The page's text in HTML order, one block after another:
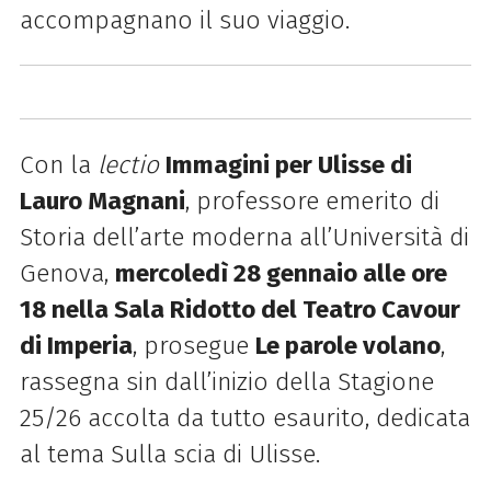
accompagnano il suo viaggio.
Con la lectio Immagini per Ulisse di
Lauro Magnani, professore emerito di
Storia dell’arte moderna all’Università di
Genova, mercoledì 28 gennaio alle ore
18 nella Sala Ridotto del Teatro Cavour
di Imperia, prosegue Le parole volano,
rassegna sin dall’inizio della Stagione
25/26 accolta da tutto esaurito, dedicata
al tema Sulla scia di Ulisse.